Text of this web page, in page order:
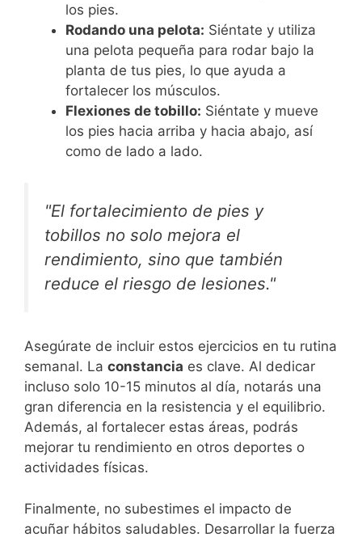
los pies.
Rodando una pelota: Siéntate y utiliza
una pelota pequeña para rodar bajo la
planta de tus pies, lo que ayuda a
fortalecer los músculos.
Flexiones de tobillo: Siéntate y mueve
los pies hacia arriba y hacia abajo, así
como de lado a lado.
"El fortalecimiento de pies y
tobillos no solo mejora el
rendimiento, sino que también
reduce el riesgo de lesiones."
Asegúrate de incluir estos ejercicios en tu rutina
semanal. La constancia es clave. Al dedicar
incluso solo 10-15 minutos al día, notarás una
gran diferencia en la resistencia y el equilibrio.
Además, al fortalecer estas áreas, podrás
mejorar tu rendimiento en otros deportes o
actividades físicas.
Finalmente, no subestimes el impacto de
acuñar hábitos saludables. Desarrollar la fuerza